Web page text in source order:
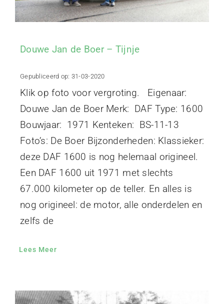
Douwe Jan de Boer – Tijnje
Gepubliceerd op: 31-03-2020
Klik op foto voor vergroting. Eigenaar:
Douwe Jan de Boer Merk: DAF Type: 1600
Bouwjaar: 1971 Kenteken: BS-11-13
Foto’s: De Boer Bijzonderheden: Klassieker:
deze DAF 1600 is nog helemaal origineel.
Een DAF 1600 uit 1971 met slechts
67.000 kilometer op de teller. En alles is
nog origineel: de motor, alle onderdelen en
zelfs de
Lees Meer